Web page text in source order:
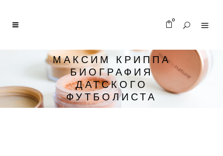
0
МАКСИМ КРИППА
БИОГРАФИЯ
ДАТСКОГО
ФУТБОЛИСТА